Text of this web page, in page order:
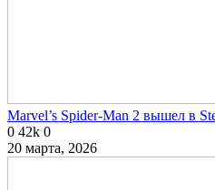
Marvel’s Spider-Man 2 вышел в
0 42k 0
20 марта, 2026